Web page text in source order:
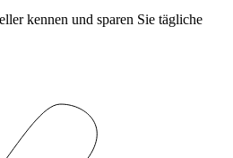
kennen und sparen Sie tägliche